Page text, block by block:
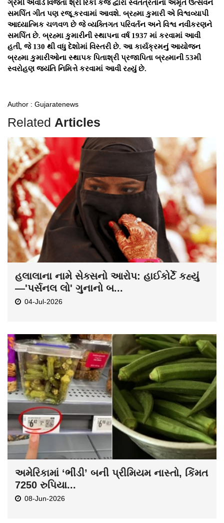
ગ્રેમી એવોર્ડ વિજેતા શ્રી રિકી કેજ દ્વારા સ્વતંત્રતાના અમૃત ઉત્સવને
સમર્પિત ગીત પણ રજૂ કરવામાં આવશે. બ્રહ્મા કુમારી એ વિશ્વવ્યાપી
આધ્યાત્મિક ચળવળ છે જે વ્યક્તિગત પરિવર્તન અને વિશ્વ નવીકરણને
સમર્પિત છે. બ્રહ્મા કુમારીની સ્થાપના વર્ષ 1937 માં કરવામાં આવી
હતી, જે 130 થી વધુ દેશોમાં વિસ્તરી છે. આ કાર્યક્રમનું આયોજન
બ્રહ્મા કુમારીઓના સ્થાપક પિતાશ્રી પ્રજાપિતા બ્રહ્માની 53મી
સ્વરોહણ જયંતિ નિમિત્તે કરવામાં આવી રહ્યું છે.
Author : Gujaratenews
Related Articles
હલાલાના નામે સેક્સનો આરોપ: હાઈકોર્ટે કહ્યું
—'પર્સનલ લો' ગુનાનો બ...
04-Jul-2026
અમેરિકામાં ‘ભીંડી’ બની પ્રીમિયમ નાસ્તો, કિંમત
7250 રુપિયા...
08-Jun-2026